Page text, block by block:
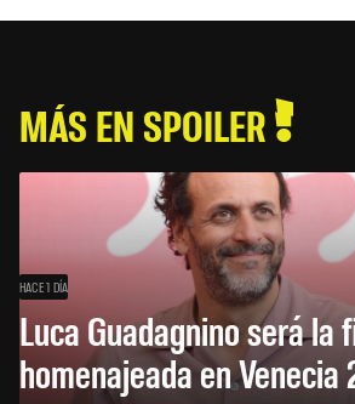
MÁS EN SPOILER
HACE 1 DÍA
Luca Guadagnino será la
homenajeada en